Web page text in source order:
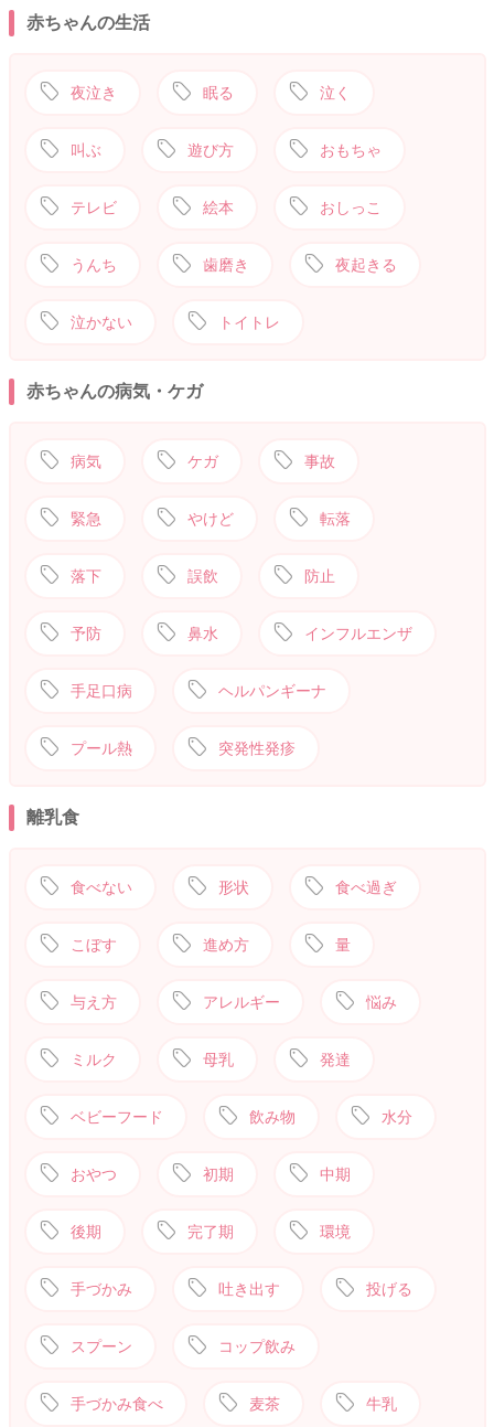
赤ちゃんの生活
夜泣き 眠る 泣く
叫ぶ 遊び方 おもちゃ
テレビ 絵本 おしっこ
うんち 歯磨き 夜起きる
泣かない トイトレ
赤ちゃんの病気・ケガ
病気 ケガ 事故
緊急 やけど 転落
落下 誤飲 防止
予防 鼻水 インフルエンザ
手足口病 ヘルパンギーナ
プール熱 突発性発疹
離乳食
食べない 形状 食べ過ぎ
こぼす 進め方 量
与え方 アレルギー 悩み
ミルク 母乳 発達
ベビーフード 飲み物 水分
おやつ 初期 中期
後期 完了期 環境
手づかみ 吐き出す 投げる
スプーン コップ飲み
手づかみ食べ 麦茶 牛乳